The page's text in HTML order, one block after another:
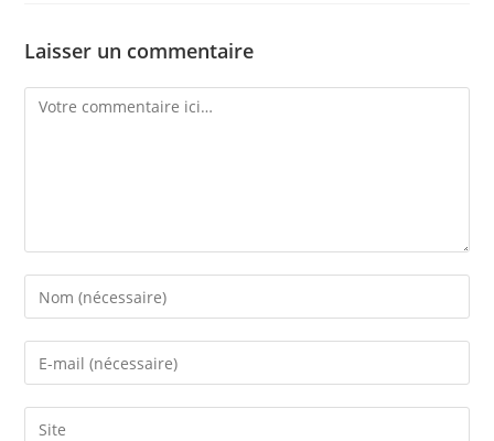
Laisser un commentaire
Comment
Enter
your
name
Enter
your
email
address
Saisir